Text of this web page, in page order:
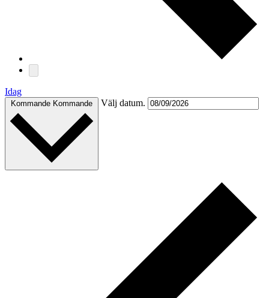
Idag
Kommande Kommande Välj datum.